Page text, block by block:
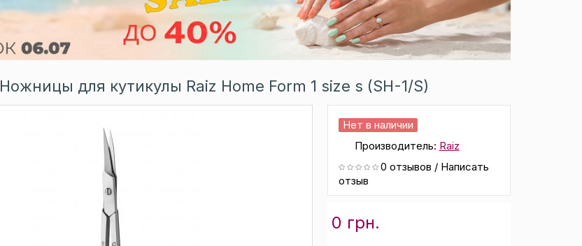
Ножницы для кутикулы Raiz Home Form 1 size s (SH-1/S)
Нет в наличии
Производитель: Raiz
0 отзывов / Написать
отзыв
0 грн.